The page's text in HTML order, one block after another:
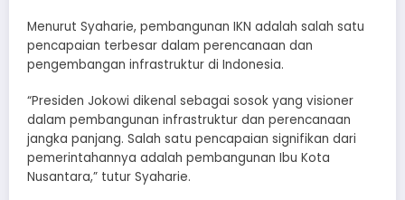
Menurut Syaharie, pembangunan IKN adalah salah satu
pencapaian terbesar dalam perencanaan dan
pengembangan infrastruktur di Indonesia.
“Presiden Jokowi dikenal sebagai sosok yang visioner
dalam pembangunan infrastruktur dan perencanaan
jangka panjang. Salah satu pencapaian signifikan dari
pemerintahannya adalah pembangunan Ibu Kota
Nusantara,” tutur Syaharie.